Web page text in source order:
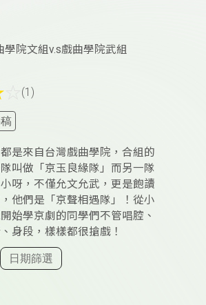
學院文組v.s戲曲學院武組
(1)
是來自台灣戲曲學院，合組的
叫做「京玉良緣隊」而另一隊
呀，不僅允文允武，更是飽讀
他們是「京聲相遇隊」！從小
始學京劇的同學們不管唱腔、
身段，樣樣都很搶戲！
日期篩選